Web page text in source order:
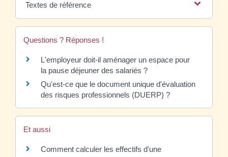
Textes de référence
Questions ? Réponses !
L'employeur doit-il aménager un espace pour
la pause déjeuner des salariés ?
Qu'est-ce que le document unique d'évaluation
des risques professionnels (DUERP) ?
Et aussi
Comment calculer les effectifs d'une